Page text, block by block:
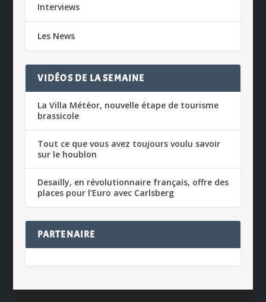
Interviews
Les News
VIDÉOS DE LA SEMAINE
La Villa Météor, nouvelle étape de tourisme
brassicole
Tout ce que vous avez toujours voulu savoir
sur le houblon
Desailly, en révolutionnaire français, offre des
places pour l’Euro avec Carlsberg
PARTENAIRE